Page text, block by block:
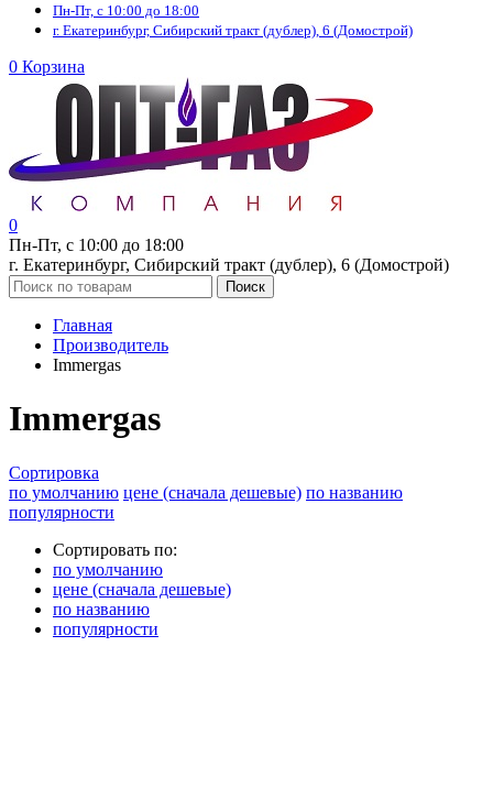
Пн-Пт, с 10:00 до 18:00
г. Екатеринбург, Сибирский тракт (дублер), 6 (Домострой)
0 Корзина
0
Пн-Пт, с 10:00 до 18:00
г. Екатеринбург, Сибирский тракт (дублер), 6 (Домострой)
Поиск
Главная
Производитель
Immergas
Immergas
Сортировка
по умолчанию цене (сначала дешевые) по названию
популярности
Сортировать по:
по умолчанию
цене (сначала дешевые)
по названию
популярности